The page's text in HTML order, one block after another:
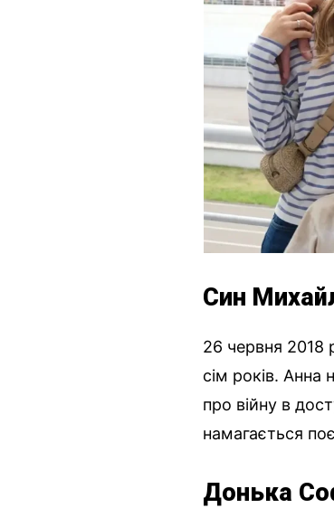
Син
26 червня
сім років.
про війну в
намагається
Донька